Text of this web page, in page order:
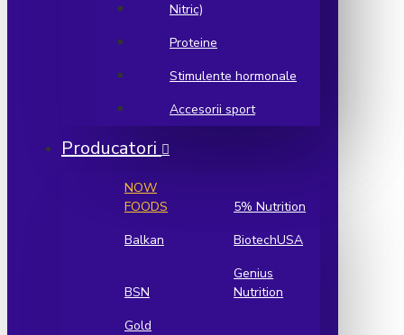
Nitric)
Proteine
Stimulente hormonale
Accesorii sport
Producatori
NOW
FOODS
5% Nutrition
Balkan
BiotechUSA
BSN
Genius
Nutrition
Gold